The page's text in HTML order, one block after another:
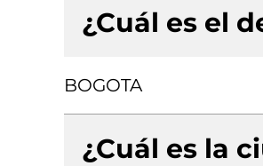
¿Cuál es el
BOGOTA
¿Cuál es la